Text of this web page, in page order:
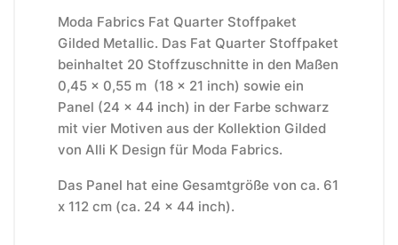
Moda Fabrics Fat Quarter Stoffpaket
Gilded Metallic. Das Fat Quarter Stoffpaket
beinhaltet 20 Stoffzuschnitte in den Maßen
0,45 x 0,55 m (18 x 21 inch) sowie ein
Panel (24 x 44 inch) in der Farbe schwarz
mit vier Motiven aus der Kollektion Gilded
von Alli K Design für Moda Fabrics.
Das Panel hat eine Gesamtgröße von ca. 61
x 112 cm (ca. 24 x 44 inch).